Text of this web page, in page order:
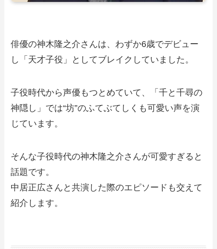
俳優の神木隆之介さんは、わずか6歳でデビュー
し「天才子役」としてブレイクしていました。
子役時代から声優もつとめていて、「千と千尋の
神隠し」では“坊”のふてぶてしくも可愛い声を演
じています。
そんな子役時代の神木隆之介さんが可愛すぎると
話題です。
中居正広さんと共演した際のエピソードも交えて
紹介します。